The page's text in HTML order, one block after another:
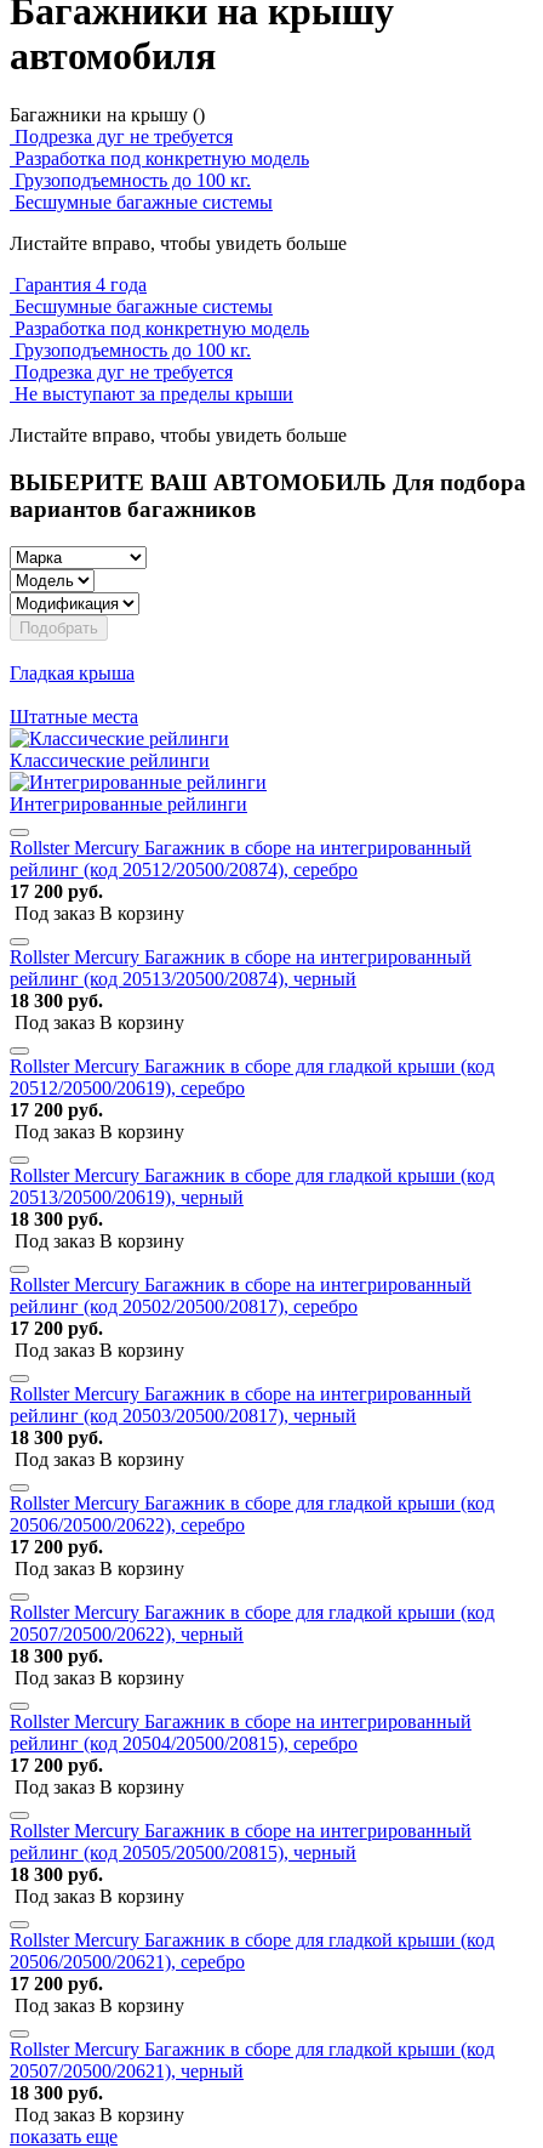
Багажники на крышу
автомобиля
Багажники на крышу ()
Подрезка дуг не требуется
Разработка под конкретную модель
Грузоподъемность до 100 кг.
Бесшумные багажные системы
Листайте вправо, чтобы увидеть больше
Гарантия 4 года
Бесшумные багажные системы
Разработка под конкретную модель
Грузоподъемность до 100 кг.
Подрезка дуг не требуется
Не выступают за пределы крыши
Листайте вправо, чтобы увидеть больше
ВЫБЕРИТЕ ВАШ АВТОМОБИЛЬ Для подбора
вариантов багажников
Подобрать
Гладкая крыша
Штатные места
Классические рейлинги
Интегрированные рейлинги
Rollster Mercury Багажник в сборе на интегрированный
рейлинг (код 20512/20500/20874), серебро
17 200 руб.
Под заказ В корзину
Rollster Mercury Багажник в сборе на интегрированный
рейлинг (код 20513/20500/20874), черный
18 300 руб.
Под заказ В корзину
Rollster Mercury Багажник в сборе для гладкой крыши (код
20512/20500/20619), серебро
17 200 руб.
Под заказ В корзину
Rollster Mercury Багажник в сборе для гладкой крыши (код
20513/20500/20619), черный
18 300 руб.
Под заказ В корзину
Rollster Mercury Багажник в сборе на интегрированный
рейлинг (код 20502/20500/20817), серебро
17 200 руб.
Под заказ В корзину
Rollster Mercury Багажник в сборе на интегрированный
рейлинг (код 20503/20500/20817), черный
18 300 руб.
Под заказ В корзину
Rollster Mercury Багажник в сборе для гладкой крыши (код
20506/20500/20622), серебро
17 200 руб.
Под заказ В корзину
Rollster Mercury Багажник в сборе для гладкой крыши (код
20507/20500/20622), черный
18 300 руб.
Под заказ В корзину
Rollster Mercury Багажник в сборе на интегрированный
рейлинг (код 20504/20500/20815), серебро
17 200 руб.
Под заказ В корзину
Rollster Mercury Багажник в сборе на интегрированный
рейлинг (код 20505/20500/20815), черный
18 300 руб.
Под заказ В корзину
Rollster Mercury Багажник в сборе для гладкой крыши (код
20506/20500/20621), серебро
17 200 руб.
Под заказ В корзину
Rollster Mercury Багажник в сборе для гладкой крыши (код
20507/20500/20621), черный
18 300 руб.
Под заказ В корзину
показать еще